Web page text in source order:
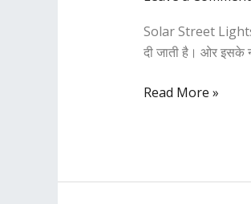
Solar Street
दी जाती है। ओर इसके
लगाए
Solar
Lights
Read More »